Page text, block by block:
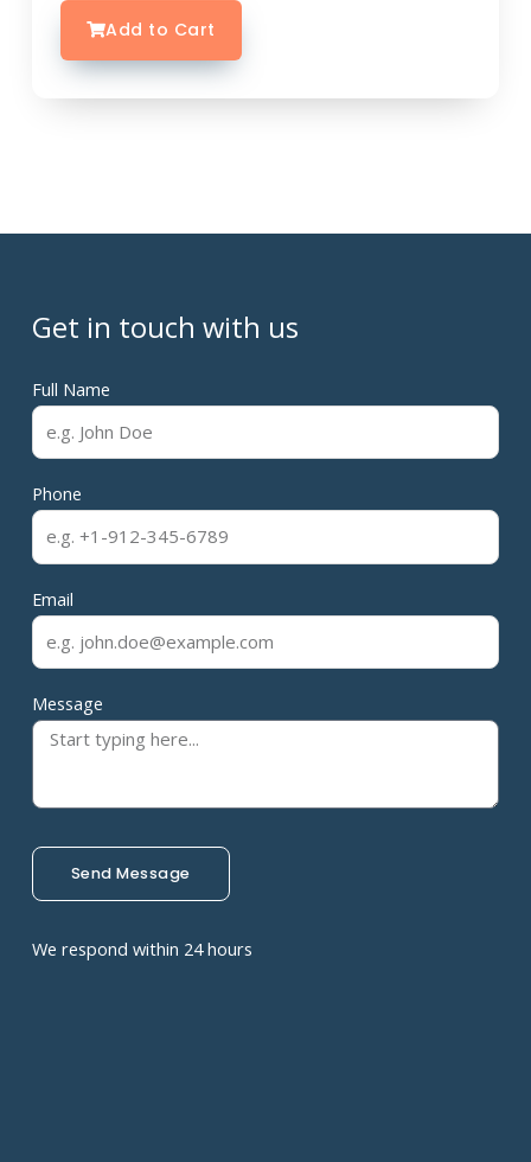
Add to Cart
Get in touch with us
Full Name
Phone
Email
Message
Send Message
We respond within 24 hours